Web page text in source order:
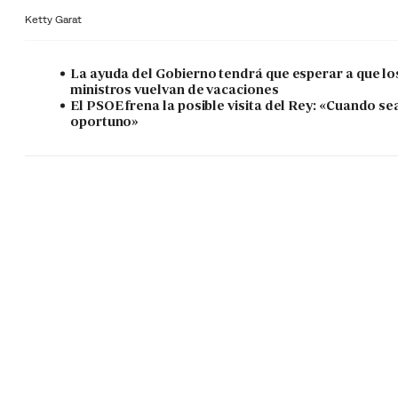
Ketty Garat
La ayuda del Gobierno tendrá que esperar a que
ministros vuelvan de vacaciones
El PSOE frena la posible visita del Rey: «Cuando
oportuno»